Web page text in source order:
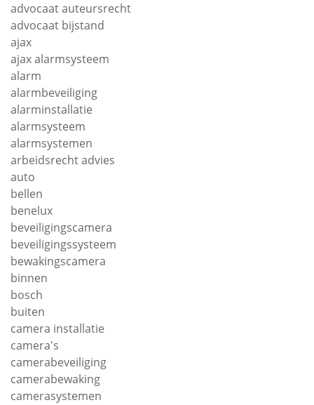
advocaat auteursrecht
advocaat bijstand
ajax
ajax alarmsysteem
alarm
alarmbeveiliging
alarminstallatie
alarmsysteem
alarmsystemen
arbeidsrecht advies
auto
bellen
benelux
beveiligingscamera
beveiligingssysteem
bewakingscamera
binnen
bosch
buiten
camera installatie
camera's
camerabeveiliging
camerabewaking
camerasystemen